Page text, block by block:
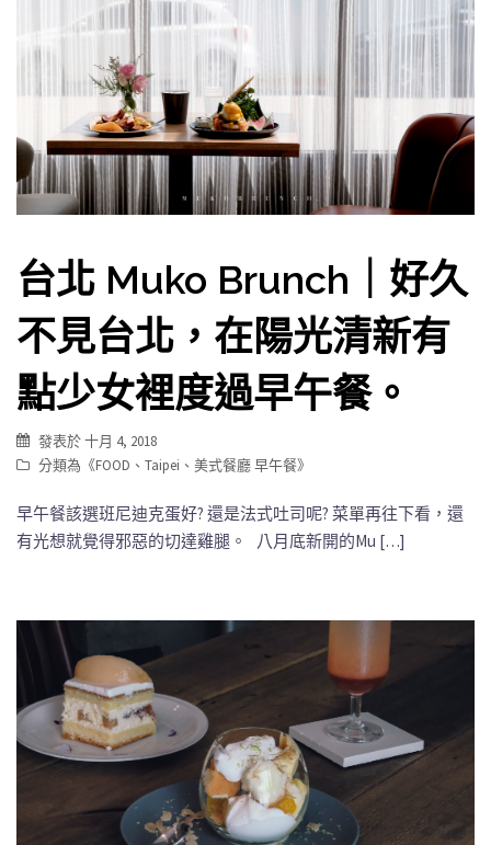
台北 Muko Brunch｜好久
不見台北，在陽光清新有
點少女裡度過早午餐。
發表於十月 4, 2018
分類為《FOOD 、 Taipei 、 美式餐廳 早午餐》
早午餐該選班尼迪克蛋好? 還是法式吐司呢? 菜單再往下看，還
有光想就覺得邪惡的切達雞腿。 八月底新開的Mu […]